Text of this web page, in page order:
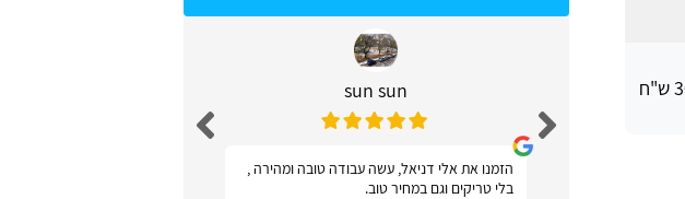
sun sun
הזמנו את אלי דניאל, עשה עבודה טובה ומהירה ,
בלי טריקים וגם במחיר טוב.